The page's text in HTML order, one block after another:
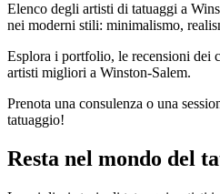
Elenco degli artisti di tatuaggi a
nei moderni stili: minimalismo,
Esplora i portfolio, le recensioni dei
artisti migliori a Winston-Salem.
Prenota una consulenza o una
tatuaggio!
Resta nel mondo del